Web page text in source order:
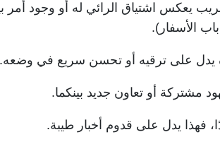
يعكس اشتياق الرائي له أو وجود أمر
الأسفار).
على ترقيه أو تحسن سريع في وضعه.
مشتركة أو تعاون جديد بينكما.
فهذا يدل على قدوم أخبار طيبة.